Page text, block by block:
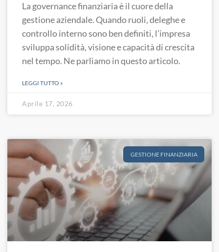
La governance finanziaria è il cuore della
gestione aziendale. Quando ruoli, deleghe e
controllo interno sono ben definiti, l’impresa
sviluppa solidità, visione e capacità di crescita
nel tempo. Ne parliamo in questo articolo.
LEGGI TUTTO »
Aprile 17, 2026
GESTIONE FINANZIARIA